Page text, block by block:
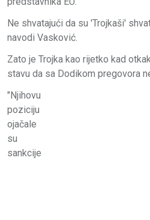
Ne shvatajući da su 'Trojkaši'
navodi Vasković.
Zato je Trojka kao rijetko kad
stavu da sa Dodikom pregovora
"Njihovu
poziciju
ojačale
su
sankcije